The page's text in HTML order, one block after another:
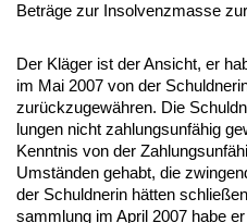
Beträge zur In­sol­venz­mas­se
Der Kläger ist der An­sicht, er
im Mai 2007 von der
zurück­zu­gewähren. Die
lun­gen nicht zah­lungs­unfähig
Kennt­nis von der
Umständen ge­habt, die
der Schuld­ne­rin hätten
samm­lung im April 2007 ha­be